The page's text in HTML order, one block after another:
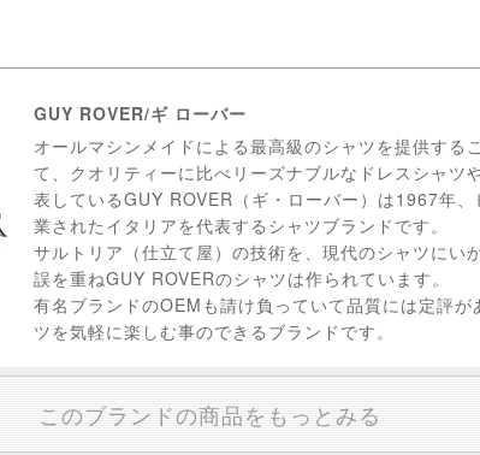
GUY ROVER/ギ ローバー
オールマシンメイドによる最高級のシャツを提供する
て、クオリティーに比べリーズナブルなドレスシャツ
表しているGUY ROVER（ギ・ローバー）は1967年
業されたイタリアを代表するシャツブランドです。
サルトリア（仕立て屋）の技術を、現代のシャツにい
誤を重ねGUY ROVERのシャツは作られています。
有名ブランドのOEMも請け負っていて品質には定評が
ツを気軽に楽しむ事のできるブランドです。
このブランドの商品をもっとみる